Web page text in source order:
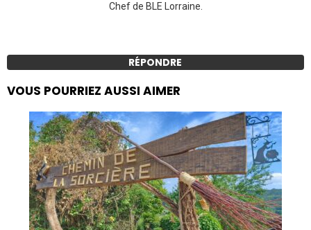
Chef de BLE Lorraine.
RÉPONDRE
VOUS POURRIEZ AUSSI AIMER